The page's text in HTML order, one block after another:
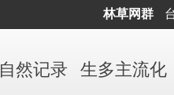
林草网群
自然记录 生多主流化